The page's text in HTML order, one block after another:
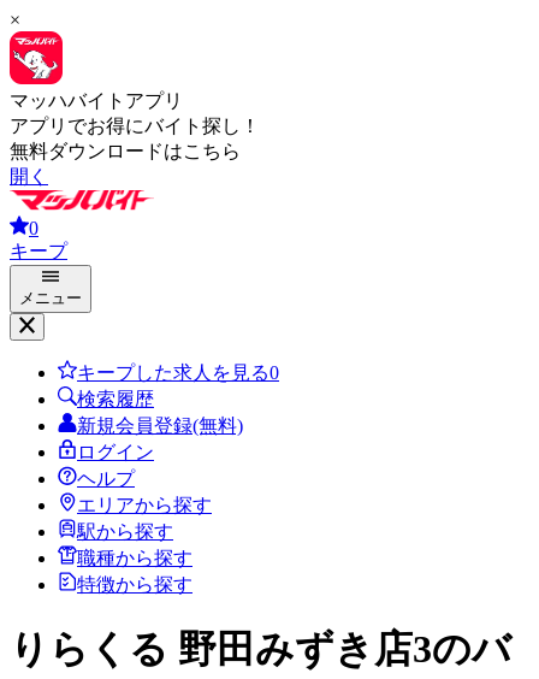
×
マッハバイトアプリ
アプリでお得にバイト探し！
無料ダウンロードはこちら
開く
0
キープ
メニュー
キープした求人を見る0
検索履歴
新規会員登録(無料)
ログイン
ヘルプ
エリアから探す
駅から探す
職種から探す
特徴から探す
りらくる 野田みずき店3のバ